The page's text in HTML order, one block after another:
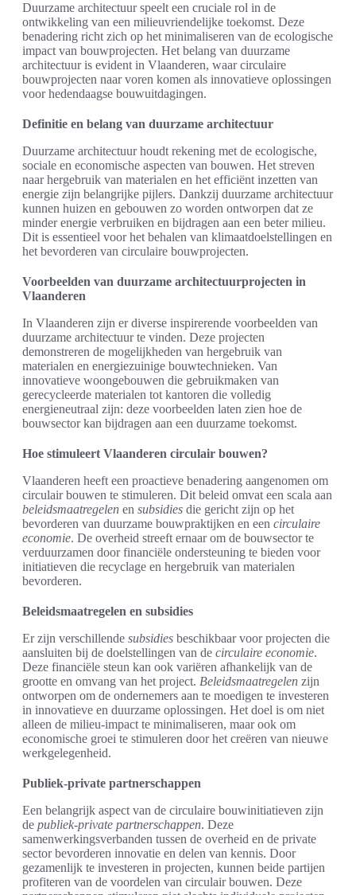
Duurzame architectuur speelt een cruciale rol in de
ontwikkeling van een milieuvriendelijke toekomst. Deze
benadering richt zich op het minimaliseren van de ecologische
impact van bouwprojecten. Het belang van duurzame
architectuur is evident in Vlaanderen, waar circulaire
bouwprojecten naar voren komen als innovatieve oplossingen
voor hedendaagse bouwuitdagingen.
Definitie en belang van duurzame architectuur
Duurzame architectuur houdt rekening met de ecologische,
sociale en economische aspecten van bouwen. Het streven
naar hergebruik van materialen en het efficiënt inzetten van
energie zijn belangrijke pijlers. Dankzij duurzame architectuur
kunnen huizen en gebouwen zo worden ontworpen dat ze
minder energie verbruiken en bijdragen aan een beter milieu.
Dit is essentieel voor het behalen van klimaatdoelstellingen en
het bevorderen van circulaire bouwprojecten.
Voorbeelden van duurzame architectuurprojecten in
Vlaanderen
In Vlaanderen zijn er diverse inspirerende voorbeelden van
duurzame architectuur te vinden. Deze projecten
demonstreren de mogelijkheden van hergebruik van
materialen en energiezuinige bouwtechnieken. Van
innovatieve woongebouwen die gebruikmaken van
gerecycleerde materialen tot kantoren die volledig
energieneutraal zijn: deze voorbeelden laten zien hoe de
bouwsector kan bijdragen aan een duurzame toekomst.
Hoe stimuleert Vlaanderen circulair bouwen?
Vlaanderen heeft een proactieve benadering aangenomen om
circulair bouwen te stimuleren. Dit beleid omvat een scala aan
beleidsmaatregelen en subsidies die gericht zijn op het
bevorderen van duurzame bouwpraktijken en een circulaire
economie. De overheid streeft ernaar om de bouwsector te
verduurzamen door financiële ondersteuning te bieden voor
initiatieven die recyclage en hergebruik van materialen
bevorderen.
Beleidsmaatregelen en subsidies
Er zijn verschillende subsidies beschikbaar voor projecten die
aansluiten bij de doelstellingen van de circulaire economie.
Deze financiële steun kan ook variëren afhankelijk van de
grootte en omvang van het project. Beleidsmaatregelen zijn
ontworpen om de ondernemers aan te moedigen te investeren
in innovatieve en duurzame oplossingen. Het doel is om niet
alleen de milieu-impact te minimaliseren, maar ook om
economische groei te stimuleren door het creëren van nieuwe
werkgelegenheid.
Publiek-private partnerschappen
Een belangrijk aspect van de circulaire bouwinitiatieven zijn
de publiek-private partnerschappen. Deze
samenwerkingsverbanden tussen de overheid en de private
sector bevorderen innovatie en delen van kennis. Door
gezamenlijk te investeren in projecten, kunnen beide partijen
profiteren van de voordelen van circulair bouwen. Deze